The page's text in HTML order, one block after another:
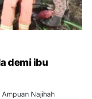
demi ibu
Najihah